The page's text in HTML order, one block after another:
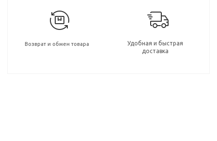
Возврат и обмен товара
Удобная и быстрая
доставка